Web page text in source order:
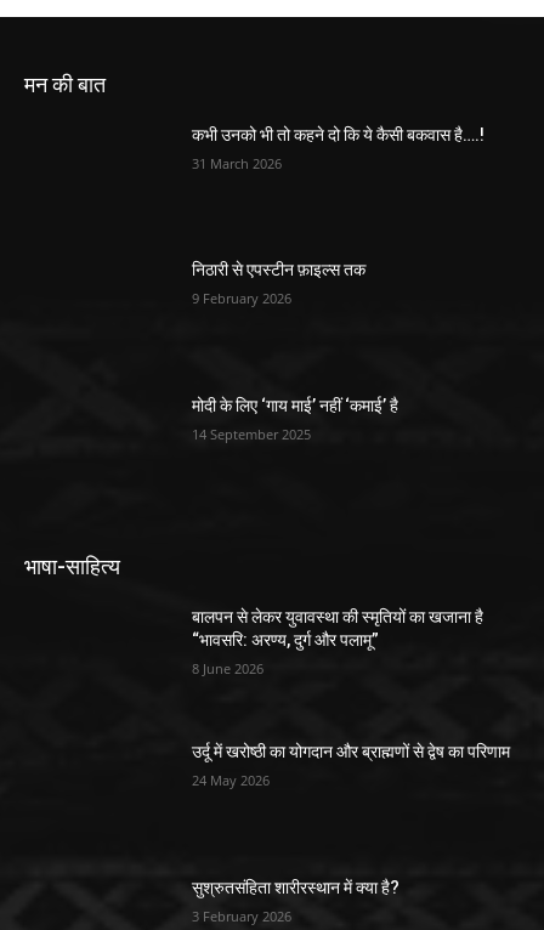
मन की बात
कभी उनको भी तो कहने दो कि ये कैसी बकवास है….!
31 March 2026
निठारी से एपस्टीन फ़ाइल्स तक
9 February 2026
मोदी के लिए ‘गाय माई’ नहीं ‘कमाई’ है
14 September 2025
भाषा-साहित्य
बालपन से लेकर युवावस्था की स्मृतियों का खजाना है
“भावसरि: अरण्य, दुर्ग और पलामू”
8 June 2026
उर्दू में खरोष्ठी का योगदान और ब्राह्मणों से द्वेष का परिणाम
24 May 2026
सुश्रुतसंहिता शारीरस्थान में क्या है?
3 February 2026